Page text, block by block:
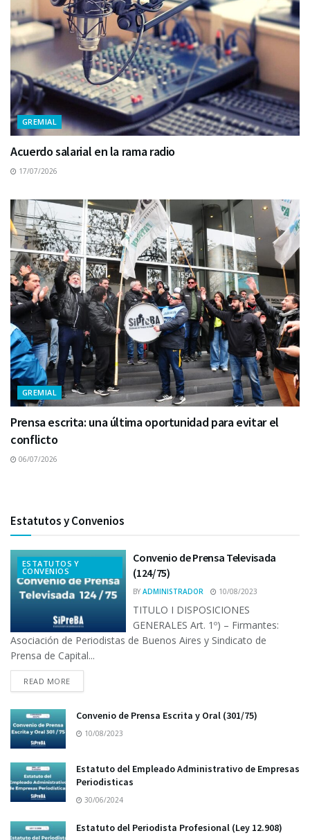
GREMIAL
Acuerdo salarial en la rama radio
17/07/2026
GREMIAL
Prensa escrita: una última oportunidad para evitar el
conflicto
06/07/2026
Estatutos y Convenios
ESTATUTOS Y
CONVENIOS
Convenio de Prensa Televisada
(124/75)
BY ADMINISTRADOR 10/08/2023
TITULO I DISPOSICIONES
GENERALES Art. 1º) – Firmantes:
Asociación de Periodistas de Buenos Aires y Sindicato de
Prensa de Capital...
READ MORE
Convenio de Prensa Escrita y Oral (301/75)
10/08/2023
Estatuto del Empleado Administrativo de Empresas
Periodisticas
30/06/2024
Estatuto del Periodista Profesional (Ley 12.908)